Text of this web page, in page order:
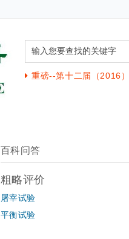
重磅--第十二届（2016
百科问答
粗略评价
屠宰试验
平衡试验